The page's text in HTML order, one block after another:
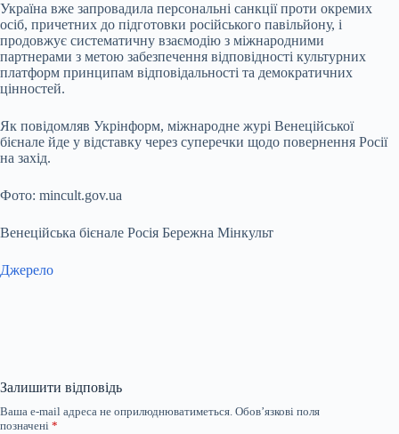
Україна вже запровадила персональні санкції проти окремих
осіб, причетних до підготовки російського павільйону, і
продовжує систематичну взаємодію з міжнародними
партнерами з метою забезпечення відповідності культурних
платформ принципам відповідальності та демократичних
цінностей.
Як повідомляв Укрінформ, міжнародне журі Венеційської
бієнале йде у відставку через суперечки щодо повернення Росії
на захід.
Фото: mincult.gov.ua
Венеційська бієнале Росія Бережна Мінкульт
Джерело
Залишити відповідь
Ваша e-mail адреса не оприлюднюватиметься. Обов’язкові поля
позначені *